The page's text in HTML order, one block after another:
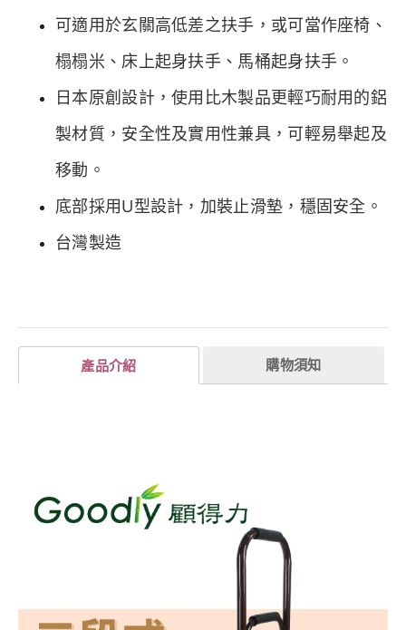
可適用於玄關高低差之扶手，或可當作座椅、
榻榻米、床上起身扶手、馬桶起身扶手。
日本原創設計，使用比木製品更輕巧耐用的鋁
製材質，安全性及實用性兼具，可輕易舉起及
移動。
底部採用U型設計，加裝止滑墊，穩固安全。
台灣製造
產品介紹 購物須知